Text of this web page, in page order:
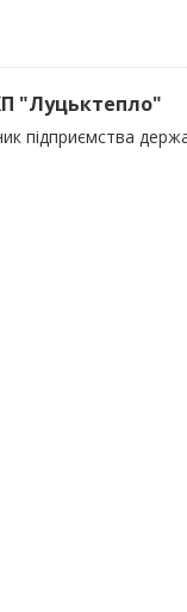
"Луцьктепло"
підприємства